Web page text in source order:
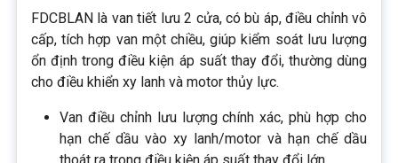
FDCBLAN là van tiết lưu 2 cửa, có bù áp, điều chỉnh vô
cấp, tích hợp van một chiều, giúp kiểm soát lưu lượng
ổn định trong điều kiện áp suất thay đổi, thường dùng
cho điều khiển xy lanh và motor thủy lực.
Van điều chỉnh lưu lượng chính xác, phù hợp cho
hạn chế dầu vào xy lanh/motor và hạn chế dầu